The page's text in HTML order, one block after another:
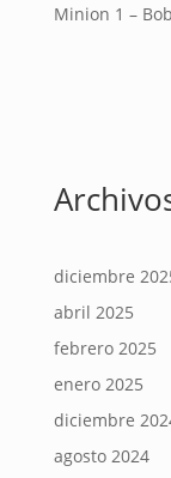
Minion 1 – Bob
diciembre
abril 2025
febrero 2025
enero 2025
diciembre
agosto 2024